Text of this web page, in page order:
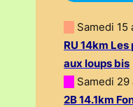
Samedi 15
RU 14km
aux loups bis
Samedi
2B 14.1km